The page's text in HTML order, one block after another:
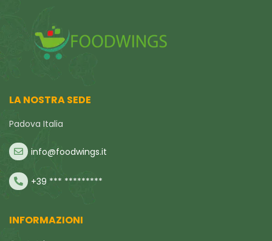
LA NOSTRA SEDE
Padova Italia
info@foodwings.it
+39 *** *********
INFORMAZIONI